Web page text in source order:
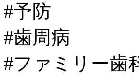
#予防
#歯周病
#ファミリー歯